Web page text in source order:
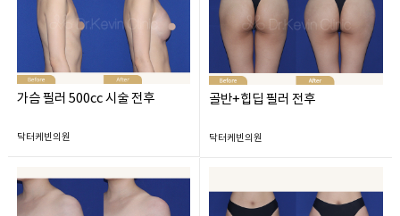
가슴 필러 500cc 시술 전후
닥터케빈의원
골반+힙딥 필러 전후
닥터케빈의원